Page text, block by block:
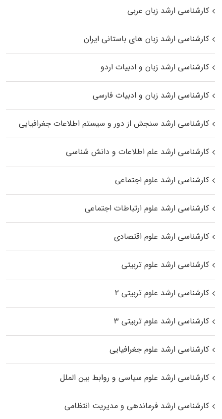
کارشناسی ارشد زبان عربی
کارشناسی ارشد زبان‌ های باستانی ایران
کارشناسی ارشد زبان و ادبیات اردو
کارشناسی ارشد زبان و ادبیات فارسی
کارشناسی ارشد سنجش از دور و سیستم اطلاعات جغرافیایی
کارشناسی ارشد علم اطلاعات و دانش شناسی
کارشناسی ارشد علوم اجتماعی
کارشناسی ارشد علوم ارتباطات اجتماعی
کارشناسی ارشد علوم اقتصادی
کارشناسی ارشد علوم تربیتی
کارشناسی ارشد علوم تربیتی ۲
کارشناسی ارشد علوم تربیتی ۳
کارشناسی ارشد علوم جغرافیایی
کارشناسی ارشد علوم سیاسی و روابط بین الملل
کارشناسی ارشد فرماندهی و مدیریت انتظامی